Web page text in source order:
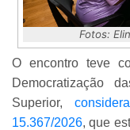
Fotos:
O encontro teve
Democratização
Superior,
15.367/2026, que